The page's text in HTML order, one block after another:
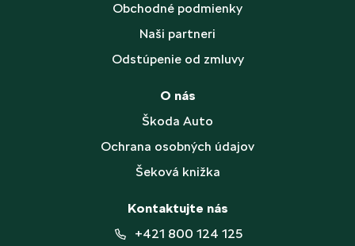
Obchodné podmienky
Naši partneri
Odstúpenie od zmluvy
O nás
Škoda Auto
Ochrana osobných údajov
Šeková knižka
Kontaktujte nás
+421 800 124 125